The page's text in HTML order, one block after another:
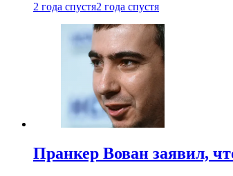
2 года спустя2 года спустя
Пранкер Вован заявил,